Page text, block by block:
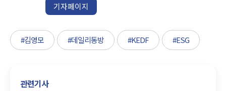
기자페이지
#김영모 #데일리동방 #KEDF #ESG
관련기사